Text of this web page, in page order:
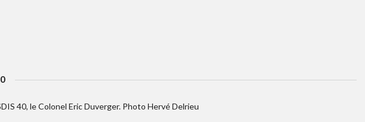
40, le Colonel Eric Duverger. Photo Hervé Delrieu